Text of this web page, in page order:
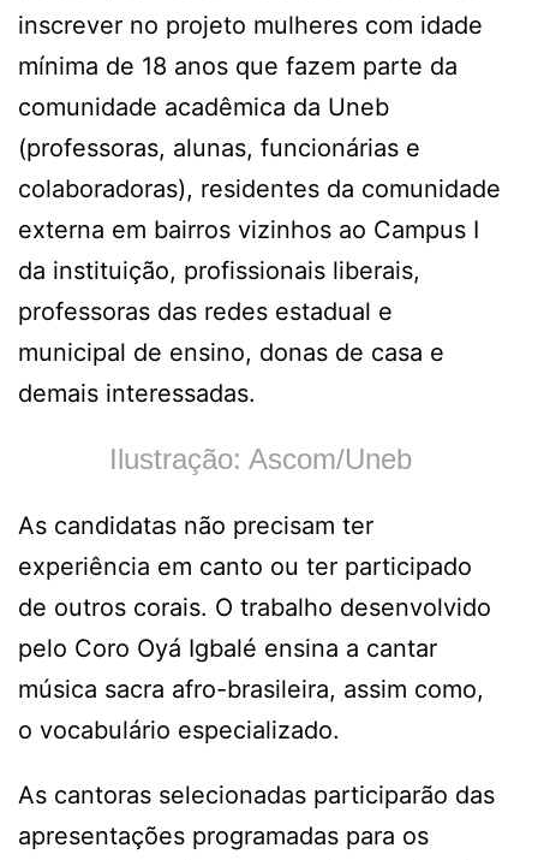
inscrever no projeto mulheres com idade
mínima de 18 anos que fazem parte da
comunidade acadêmica da Uneb
(professoras, alunas, funcionárias e
colaboradoras), residentes da comunidade
externa em bairros vizinhos ao Campus I
da instituição, profissionais liberais,
professoras das redes estadual e
municipal de ensino, donas de casa e
demais interessadas.
Ilustração: Ascom/Uneb
As candidatas não precisam ter
experiência em canto ou ter participado
de outros corais. O trabalho desenvolvido
pelo Coro Oyá Igbalé ensina a cantar
música sacra afro-brasileira, assim como,
o vocabulário especializado.
As cantoras selecionadas participarão das
apresentações programadas para os